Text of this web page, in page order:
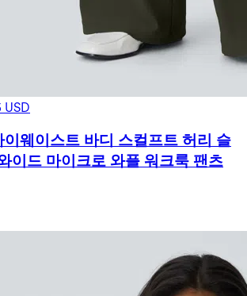
USD
웨이스트 바디 스컬프트 허리 슬
이드 마이크로 와플 워크룩 팬츠